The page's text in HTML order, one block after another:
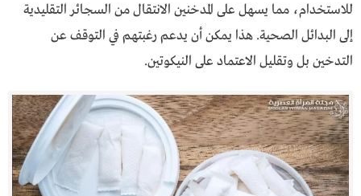
للاستخدام، مما يسهل على المدخنين الانتقال من السجائر التقليدية
إلى البدائل الصحية. هذا يمكن أن يدعم رغبتهم في التوقف عن
التدخين بل وتقليل الاعتماد على النيكوتين.